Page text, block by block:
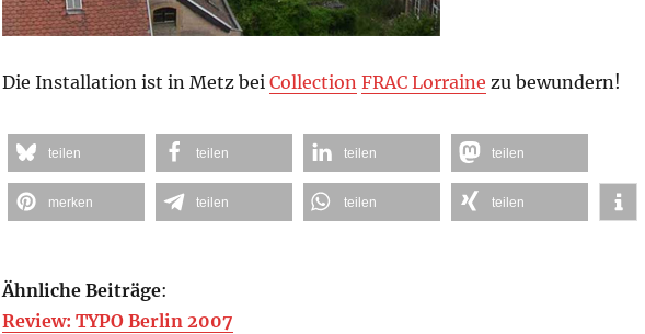
Die Installation ist in Metz bei Collection FRAC Lorraine zu bewundern!
teilen teilen teilen teilen
merken teilen teilen teilen
Ähnliche Beiträge:
Review: TYPO Berlin 2007